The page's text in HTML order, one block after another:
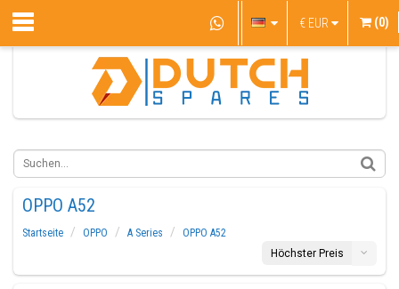
€ EUR (0)
OPPO A52
Startseite OPPO A Series
OPPO A52
Höchster Preis